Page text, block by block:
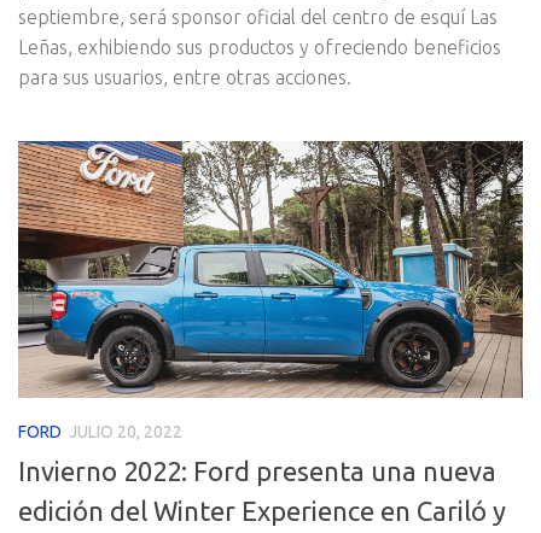
septiembre, será sponsor oficial del centro de esquí Las
Leñas, exhibiendo sus productos y ofreciendo beneficios
para sus usuarios, entre otras acciones.
FORD JULIO 20, 2022
Invierno 2022: Ford presenta una nueva
edición del Winter Experience en Cariló y